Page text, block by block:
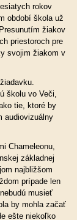
rokov
období škola už
žiakov
priestoroch pre
svojim žiakom v
školu vo Veči,
tie, ktoré by
audiovizuálny
Chameleonu,
základnej
najbližšom
prípade len
musieť
by mohla začať
ešte niekoľko